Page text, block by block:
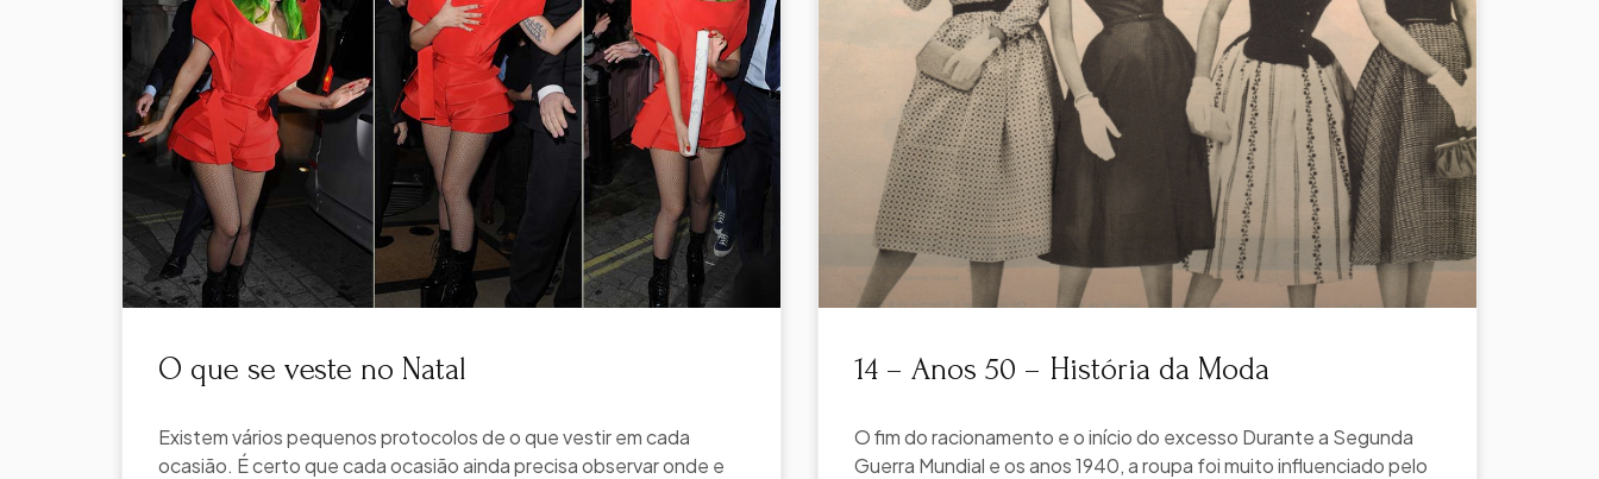
O que se veste no Natal
Existem vários pequenos protocolos de o que vestir em cada
ocasião. É certo que cada ocasião ainda precisa observar onde e
14 – Anos 50 – História da Moda
O fim do racionamento e o início do excesso Durante a Segunda
Guerra Mundial e os anos 1940, a roupa foi muito influenciado pelo